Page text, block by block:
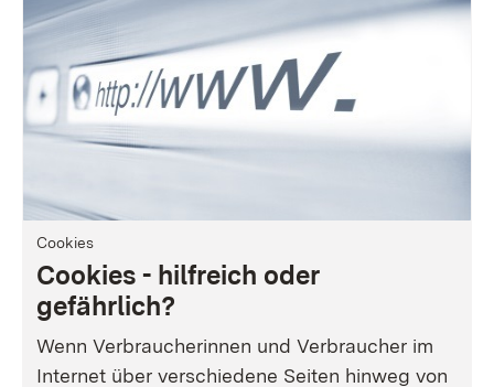
Cookies
Cookies - hilfreich oder
gefährlich?
Wenn Verbraucherinnen und Verbraucher im
Internet über verschiedene Seiten hinweg von